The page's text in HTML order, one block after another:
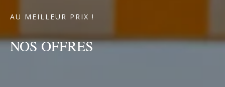
AU MEILLEUR PRIX !
NOS OFFRES